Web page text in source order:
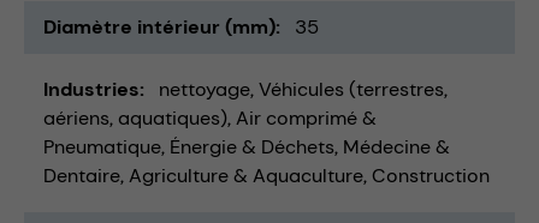
Diamètre intérieur (mm) 35
Industries nettoyage Véhicules (terrestres,
aériens, aquatiques) Air comprimé &
Pneumatique Énergie & Déchets Médecine &
Dentaire Agriculture & Aquaculture Construction